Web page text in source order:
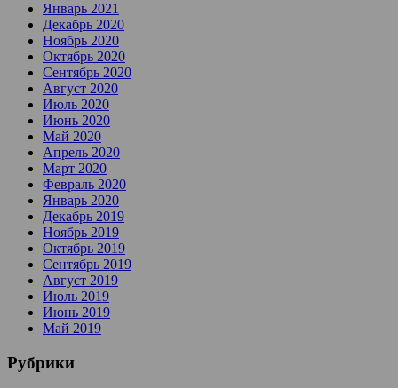
Январь 2021
Декабрь 2020
Ноябрь 2020
Октябрь 2020
Сентябрь 2020
Август 2020
Июль 2020
Июнь 2020
Май 2020
Апрель 2020
Март 2020
Февраль 2020
Январь 2020
Декабрь 2019
Ноябрь 2019
Октябрь 2019
Сентябрь 2019
Август 2019
Июль 2019
Июнь 2019
Май 2019
Рубрики